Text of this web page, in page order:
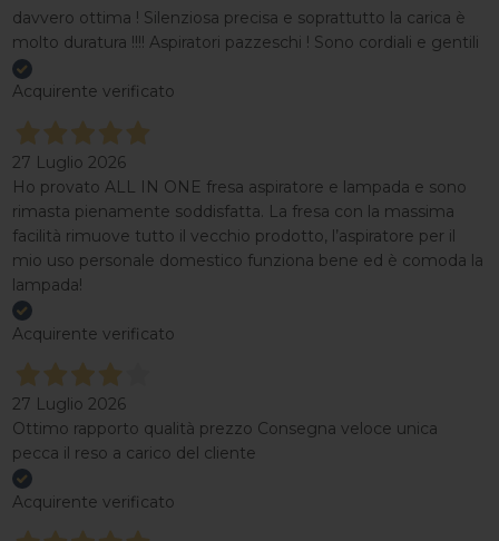
davvero ottima ! Silenziosa precisa e soprattutto la carica è
molto duratura !!!! Aspiratori pazzeschi ! Sono cordiali e gentili
Acquirente verificato
27 Luglio 2026
Ho provato ALL IN ONE fresa aspiratore e lampada e sono
rimasta pienamente soddisfatta. La fresa con la massima
facilità rimuove tutto il vecchio prodotto, l’aspiratore per il
mio uso personale domestico funziona bene ed è comoda la
lampada!
Acquirente verificato
27 Luglio 2026
Ottimo rapporto qualità prezzo Consegna veloce unica
pecca il reso a carico del cliente
Acquirente verificato